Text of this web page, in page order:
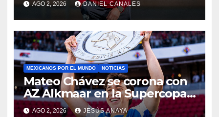
AGO 2, 2026 DANIEL CANALES
MEXICANOS POR EL MUNDO NOTICIAS
Mateo Chávez se corona con
AZ Alkmaar en la Supercopa
de Países Bajos
AGO 2, 2026 JESÚS ANAYA